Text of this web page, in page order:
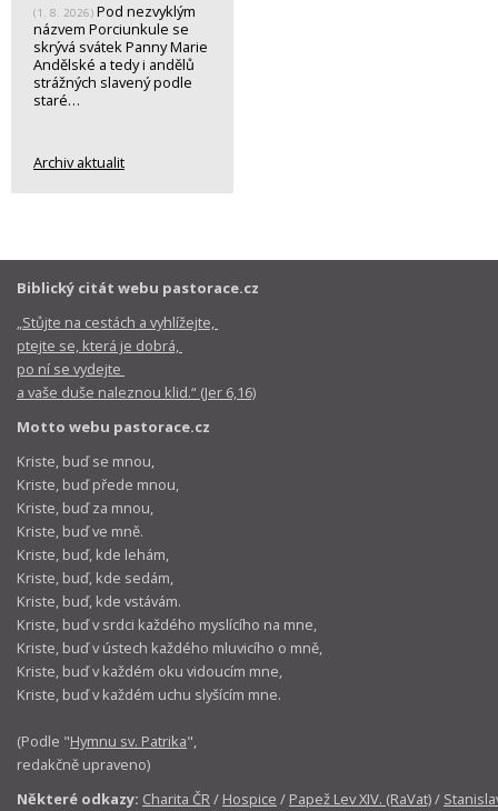
(1. 8. 2026) Pod nezvyklým
názvem Porciunkule se
skrývá svátek Panny Marie
Andělské a tedy i andělů
strážných slavený podle
staré…
Archiv aktualit
Biblický citát webu pastorace.cz
„Stůjte na cestách a vyhlížejte,
ptejte se, která je dobrá,
po ní se vydejte
a vaše duše naleznou klid.“ (Jer 6,16)
Motto webu pastorace.cz
Kriste, buď se mnou,
Kriste, buď přede mnou,
Kriste, buď za mnou,
Kriste, buď ve mně.
Kriste, buď, kde lehám,
Kriste, buď, kde sedám,
Kriste, buď, kde vstávám.
Kriste, buď v srdci každého myslícího na mne,
Kriste, buď v ústech každého mluvicího o mně,
Kriste, buď v každém oku vidoucím mne,
Kriste, buď v každém uchu slyšícím mne.
(Podle "Hymnu sv. Patrika",
redakčně upraveno)
Některé odkazy: Charita ČR/ Hospice / Papež Lev XIV. (RaVat)/